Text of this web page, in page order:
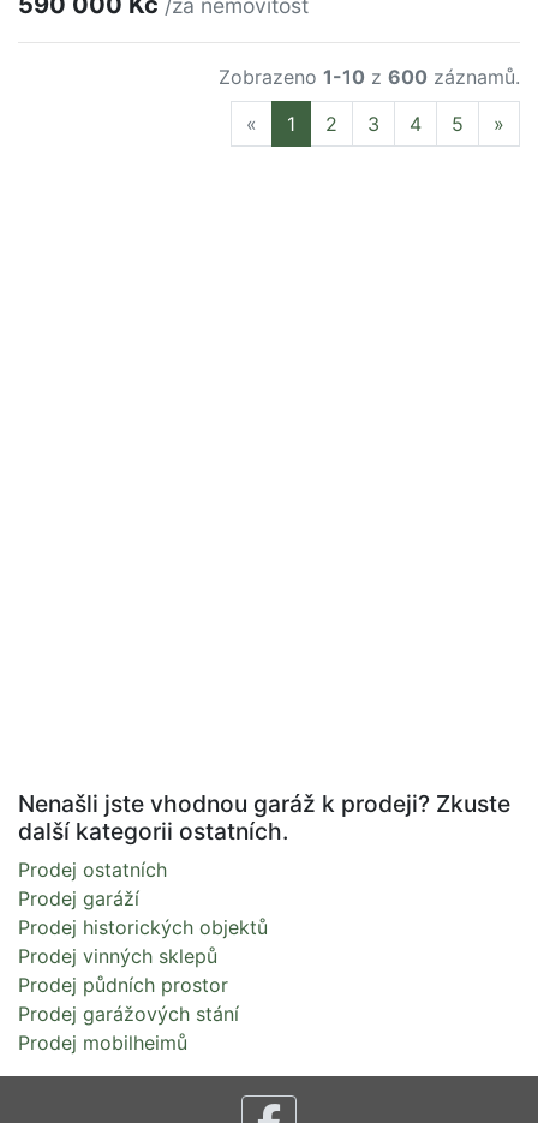
/za nemovitost
Zobrazeno 1-10 z 600 záznamů.
« Previous
1 2 3 4 5 »
Nenašli jste vhodnou garáž k prodeji? Zkuste
další kategorii ostatních.
Prodej ostatních
Prodej garáží
Prodej historických objektů
Prodej vinných sklepů
Prodej půdních prostor
Prodej garážových stání
Prodej mobilheimů